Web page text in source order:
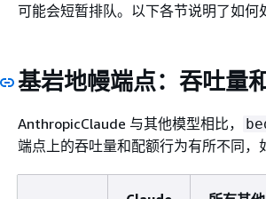
可能会短暂排队。以下各节说明了如何
基岩地幔端点：吞吐量
AnthropicClaude 与其他模型相比，
端点上的吞吐量和配额行为有所不同，